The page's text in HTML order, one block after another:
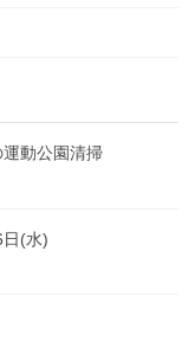
動公園清掃
(水)